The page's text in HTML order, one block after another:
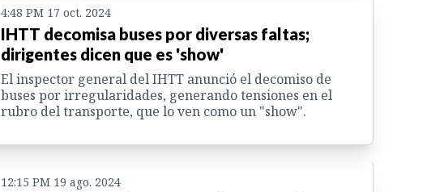
4:48 PM 17 oct. 2024
IHTT decomisa buses por diversas faltas;
dirigentes dicen que es 'show'
El inspector general del IHTT anunció el decomiso de
buses por irregularidades, generando tensiones en el
rubro del transporte, que lo ven como un "show".
12:15 PM 19 ago. 2024